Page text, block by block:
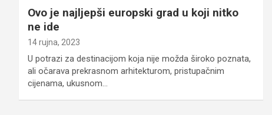
Ovo je najljepši europski grad u koji nitko
ne ide
14 rujna, 2023
U potrazi za destinacijom koja nije možda široko poznata,
ali očarava prekrasnom arhitekturom, pristupačnim
cijenama, ukusnom…